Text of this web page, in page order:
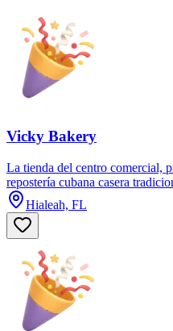
Vicky Bakery
La tienda del centro comercial,
repostería cubana casera
Hialeah, FL